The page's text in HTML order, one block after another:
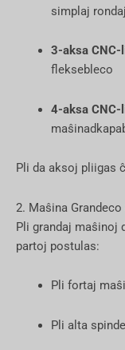
simplaj
3-aksa
fleksebleco
4-aksa
Pli da aksoj pliigas
2. Maŝina
Pli grandaj maŝinoj
partoj postulas:
Pli fortaj
Pli alta